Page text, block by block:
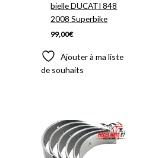
bielle DUCATI 848
2008 Superbike
99,00€
Ajouter à ma liste
de souhaits